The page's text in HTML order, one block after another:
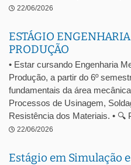
22/06/2026
ESTÁGIO
PRODUÇÃO
• Estar cursando Engenharia
Produção, a partir do 6º
fundamentais da área
Processos de Usinagem,
Resistência dos Materiais. • 🔍
22/06/2026
Estágio em Simulação